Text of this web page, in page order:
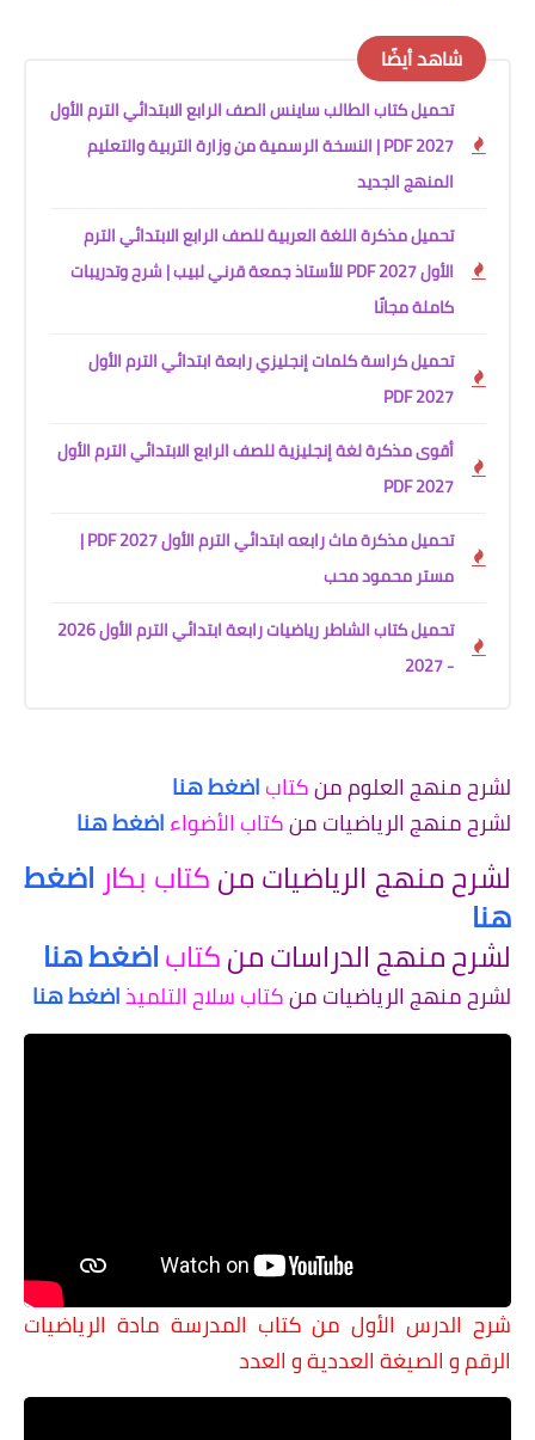
شاهد أيضًا
تحميل كتاب الطالب ساينس الصف الرابع الابتدائي الترم الأول
2027 PDF | النسخة الرسمية من وزارة التربية والتعليم
المنهج الجديد
تحميل مذكرة اللغة العربية للصف الرابع الابتدائي الترم
الأول 2027 PDF للأستاذ جمعة قرني لبيب | شرح وتدريبات
كاملة مجانًا
تحميل كراسة كلمات إنجليزي رابعة ابتدائي الترم الأول
2027 PDF
أقوى مذكرة لغة إنجليزية للصف الرابع الابتدائي الترم الأول
2027 PDF
تحميل مذكرة ماث رابعه ابتدائي الترم الأول 2027 PDF |
مستر محمود محب
تحميل كتاب الشاطر رياضيات رابعة ابتدائي الترم الأول 2026
- 2027
لشرح منهج العلوم منكتاباضغط هنا
لشرح منهج الرياضيات منكتاب الأضواءاضغط هنا
لشرح منهج الرياضيات منكتاب بكار اضغط
هنا
لشرح منهج الدراسات منكتاباضغط هنا
لشرح منهج الرياضيات منكتاب سلاح التلميذاضغط هنا
شرح الدرس الأول من كتاب المدرسة مادة الرياضيات
الرقم و الصيغة العددية و العدد